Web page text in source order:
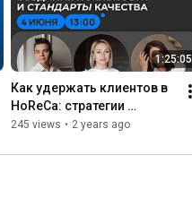
1:25:05
Как удержать клиентов в
HoReCa: стратегии
создания лояльности и
245 views • 2 years ago